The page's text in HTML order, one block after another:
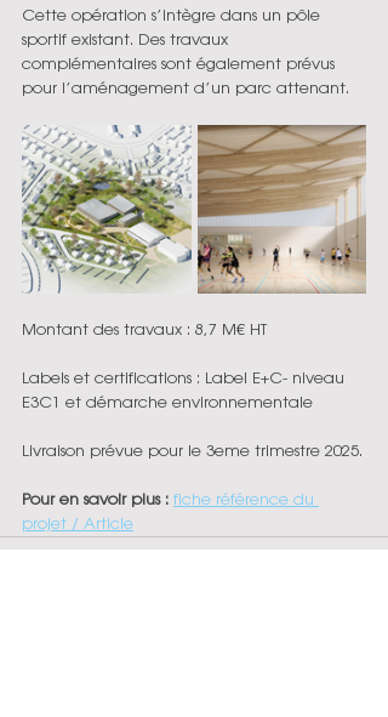
Cette opération s’intègre dans un pôle
sportif existant. Des travaux
complémentaires sont également prévus
pour l’aménagement d’un parc attenant.
Montant des travaux : 8,7 M€ HT
Labels et certifications : Label E+C- niveau
E3C1 et démarche environnementale
Livraison prévue pour le 3eme trimestre 2025.
Pour en savoir plus : fiche référence du
projet / Article